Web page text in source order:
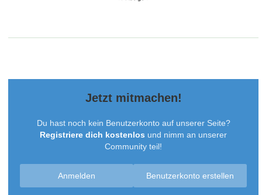
Jetzt mitmachen!
Du hast noch kein Benutzerkonto auf unserer Seite?
Registriere dich kostenlos und nimm an unserer
Community teil!
Benutzerkonto erstellen
Anmelden